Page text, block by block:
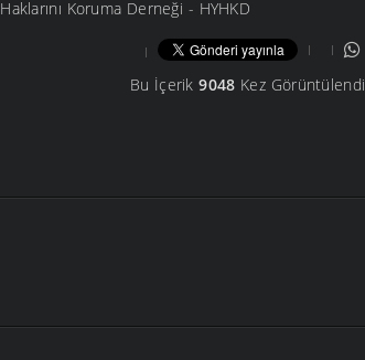
Koruma Derneği - HYHKD
Bu İçerik9048 Kez Görüntülendi